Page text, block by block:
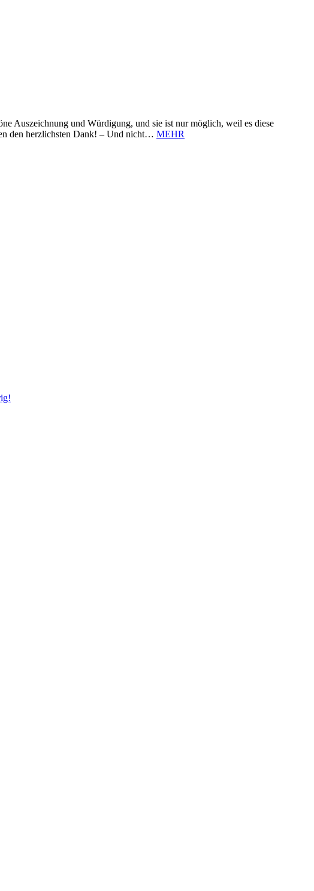
Auszeichnung und Würdigung, und sie ist nur möglich, weil es diese
den herzlichsten Dank! – Und nicht… MEHR